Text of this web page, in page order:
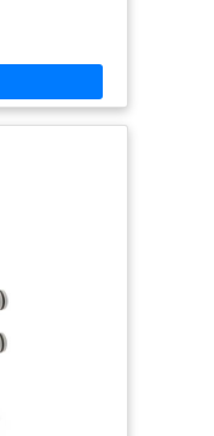
circulaire (Ø305
Système de
de type H
plus épais
à changer et
utilisation sûre
une meilleure
de l'eau,